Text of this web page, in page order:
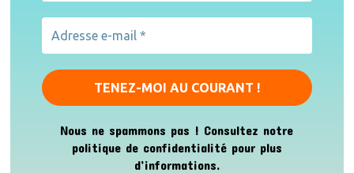
Nous ne spammons pas ! Consultez notre
politique de confidentialitépour plus
d’informations.